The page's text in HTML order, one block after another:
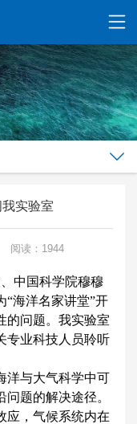
实验室
阅读：1944
中国科学院穆穆
“海洋名家讲堂”开
的问题。我实验室
专业科技人员聆听
洋与大气科学中可
题的解决途径。
应，气候系统内在